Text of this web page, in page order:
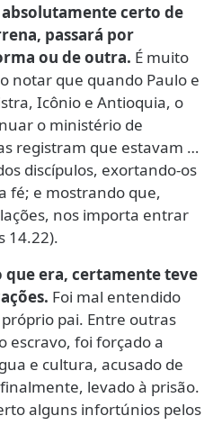
absolutamente certo de
passará por
ou de outra. É muito
notar que quando Paulo e
Icônio e Antioquia, o
o ministério de
registram que estavam …
discípulos, exortando-os
fé; e mostrando que,
nos importa entrar
14.22).
que era, certamente teve
Foi mal entendido
pai. Entre outras
escravo, foi forçado a
e cultura, acusado de
levado à prisão.
alguns infortúnios pelos